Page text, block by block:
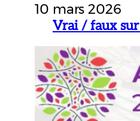
10 mars 2026
Vrai / faux sur